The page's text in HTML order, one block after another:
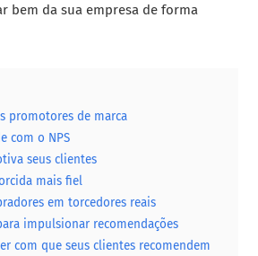
bem da sua empresa de forma
promotores de marca
com o NPS
seus clientes
mais fiel
em torcedores reais
impulsionar recomendações
com que seus clientes recomendem